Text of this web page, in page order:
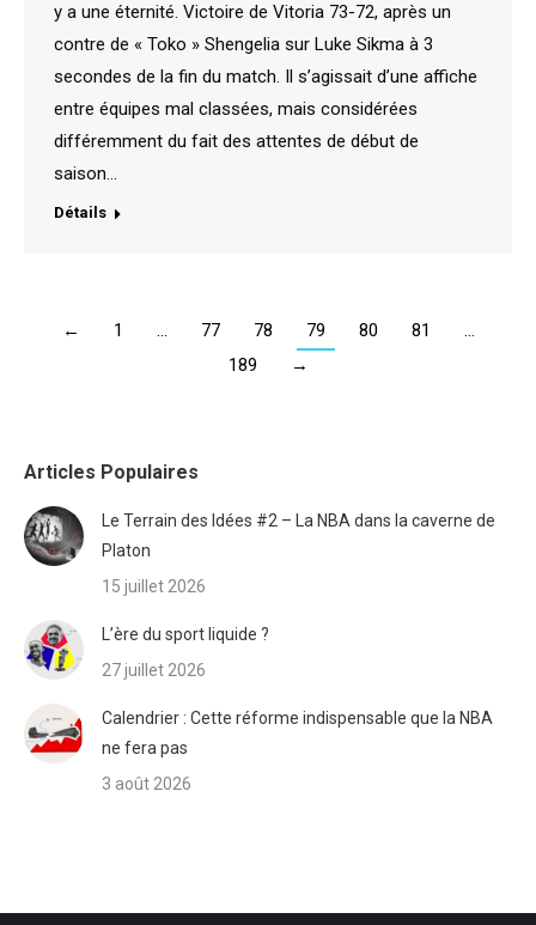
y a une éternité. Victoire de Vitoria 73-72, après un
contre de « Toko » Shengelia sur Luke Sikma à 3
secondes de la fin du match. Il s’agissait d’une affiche
entre équipes mal classées, mais considérées
différemment du fait des attentes de début de
saison…
Détails
← 1 … 77 78 79 80 81
…
189
→
Articles Populaires
Le Terrain des Idées #2 – La NBA dans la caverne de
Platon
15 juillet 2026
L’ère du sport liquide ?
27 juillet 2026
Calendrier : Cette réforme indispensable que la NBA
ne fera pas
3 août 2026